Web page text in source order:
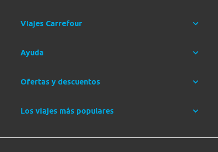
Viajes Carrefour
Ayuda
Ofertas y descuentos
Los viajes más populares